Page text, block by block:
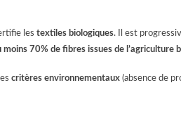
les textiles biologiques. Il est
moins 70% de fibres issues de l’agriculture
critères environnementaux (absence de